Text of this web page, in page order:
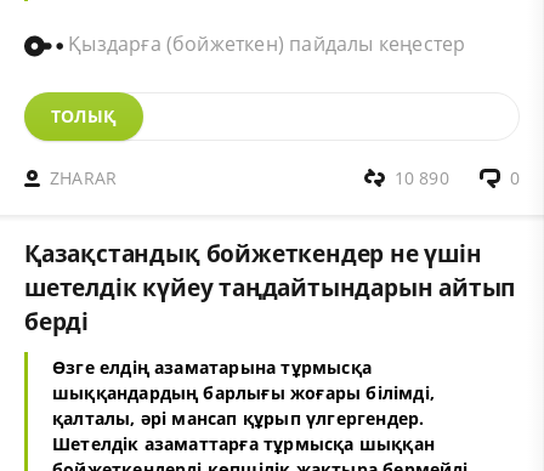
Қыздарға (бойжеткен) пайдалы кеңестер
ТОЛЫҚ
ZHARAR 0
10 890
Қазақстандық бойжеткендер не үшін
шетелдік күйеу таңдайтындарын айтып
берді
Өзге елдің азаматарына тұрмысқа
шыққандардың барлығы жоғары білімді,
қалталы, әрі мансап құрып үлгергендер.
Шетелдік азаматтарға тұрмысқа шыққан